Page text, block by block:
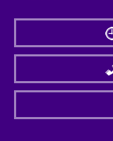
外
リ
ン
＞